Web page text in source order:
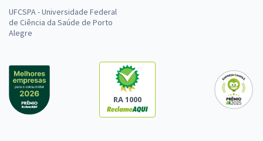
UFCSPA - Universidade Federal
de Ciência da Saúde de Porto
Alegre
RA 1000